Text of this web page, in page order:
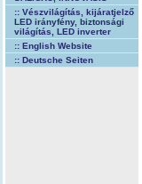
:: Vészvilágítás, kijáratjelző
LED irányfény, biztonsági
világítás, LED inverter
:: English Website
:: Deutsche Seiten